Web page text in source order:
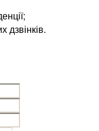
дзвінків.